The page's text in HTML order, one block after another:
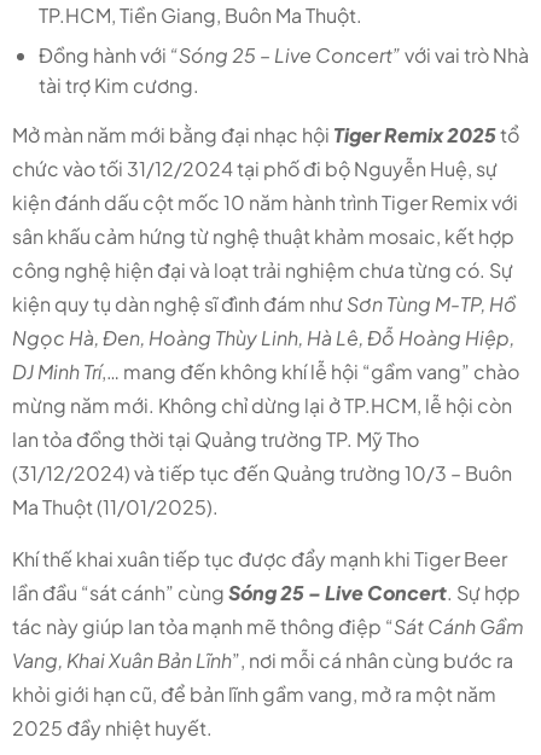
TP.HCM, Tiền Giang, Buôn Ma Thuột.
Đồng hành với “Sóng 25 – Live Concert”với vai trò Nhà
tài trợ Kim cương.
Mở màn năm mới bằng đại nhạc hội Tiger Remix 2025tổ
chức vào tối 31/12/2024 tại phố đi bộ Nguyễn Huệ, sự
kiện đánh dấu cột mốc 10 năm hành trình Tiger Remix với
sân khấu cảm hứng từ nghệ thuật khảm mosaic, kết hợp
công nghệ hiện đại và loạt trải nghiệm chưa từng có. Sự
kiện quy tụ dàn nghệ sĩ đình đám nhưSơn Tùng M-TP, Hồ
Ngọc Hà, Đen, Hoàng Thùy Linh, Hà Lê, Đỗ Hoàng Hiệp,
DJ Minh Trí,… mang đến không khí lễ hội “gầm vang” chào
mừng năm mới. Không chỉ dừng lại ở TP.HCM, lễ hội còn
lan tỏa đồng thời tại Quảng trường TP. Mỹ Tho
(31/12/2024) và tiếp tục đến Quảng trường 10/3 – Buôn
Ma Thuột (11/01/2025).
Khí thế khai xuân tiếp tục được đẩy mạnh khi Tiger Beer
lần đầu “sát cánh” cùngSóng 25 – Live Concert. Sự hợp
tác này giúp lan tỏa mạnh mẽ thông điệp “Sát Cánh Gầm
Vang, Khai Xuân Bản Lĩnh”, nơi mỗi cá nhân cùng bước ra
khỏi giới hạn cũ, để bản lĩnh gầm vang, mở ra một năm
2025 đầy nhiệt huyết.